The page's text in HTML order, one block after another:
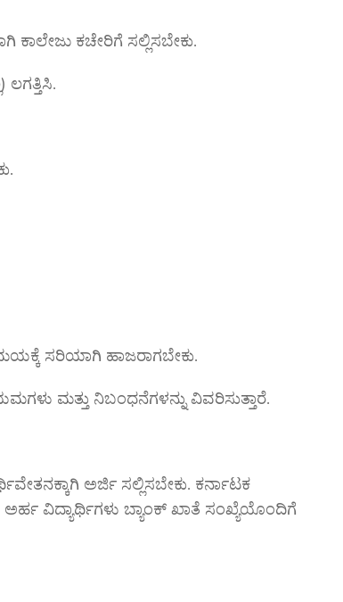
ಕಚೇರಿಗೆ ಸಲ್ಲಿಸಬೇಕು.
ಸರಿಯಾಗಿ ಹಾಜರಾಗಬೇಕು.
ಮತ್ತು ನಿಬಂಧನೆಗಳನ್ನು ವಿವರಿಸುತ್ತಾರೆ.
ಅರ್ಜಿ ಸಲ್ಲಿಸಬೇಕು. ಕರ್ನಾಟಕ
ವಿದ್ಯಾರ್ಥಿಗಳು ಬ್ಯಾಂಕ್ ಖಾತೆ ಸಂಖ್ಯೆಯೊಂದಿಗೆ